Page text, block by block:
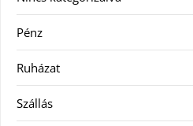
Pénz
Ruházat
Szállás